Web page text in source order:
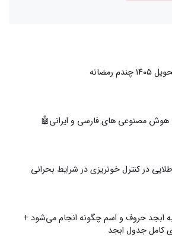
چندم رمضانه
مصنوعی های فارسی و ایرانی🤖
در کنترل خونریزی در شرایط بحرانی
ابجد حروف و اسم چگونه انجام می‌شود +
کامل جدول ابجد